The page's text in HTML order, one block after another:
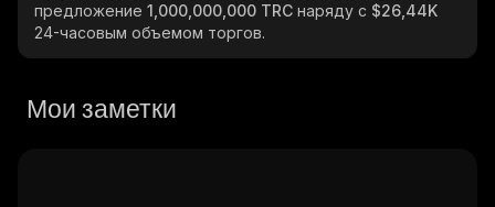
предложение 1,000,000,000 TRC наряду с $26,44K
24-часовым объемом торгов.
Мои заметки